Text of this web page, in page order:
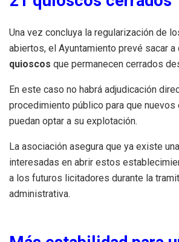
Una vez concluya la regularización de
abiertos, el Ayuntamiento prevé sacar a
quioscos que permanecen cerrados
En este caso no habrá adjudicación
procedimiento público para que nuevos
puedan optar a su explotación.
La asociación asegura que ya existe
interesadas en abrir estos
a los futuros licitadores durante la
administrativa.